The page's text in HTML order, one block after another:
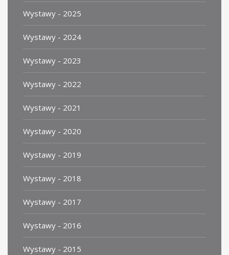
Wystawy - 2025
Wystawy - 2024
Wystawy - 2023
Wystawy - 2022
Wystawy - 2021
Wystawy - 2020
Wystawy - 2019
Wystawy - 2018
Wystawy - 2017
Wystawy - 2016
Wystawy - 2015